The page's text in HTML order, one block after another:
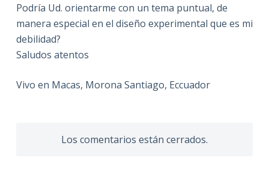
Podría Ud. orientarme con un tema puntual, de
manera especial en el diseño experimental que es mi
debilidad?
Saludos atentos
Vivo en Macas, Morona Santiago, Eccuador
Los comentarios están cerrados.